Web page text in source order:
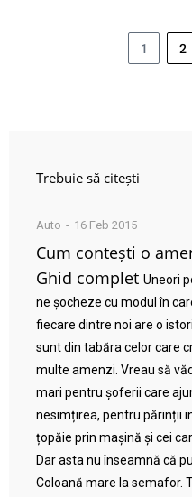
1 2
Trebuie să citești
Auto 16 Feb 2015
Cum contești o
Ghid complet Uneori
ne șocheze cu modul în
fiecare dintre noi are o
sunt din tabăra celor care
multe amenzi. Vreau să
mari pentru șoferii care
nesimțirea, pentru părinții
țopăie prin mașină și cei
Dar asta nu înseamnă că
Coloană mare la semafor.